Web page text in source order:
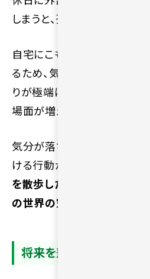
しまうと、孤独感がさらに強ま
自宅にこもる生活は、毎日の
るため、気分転換がしにくく
りが極端に減る結果、一人の
場面が増えるでしょう。
気分が落ち込んでいる時ほど
ける行動が気持ちの切り替え
を散歩したり、静かなカフェ
の世界の空気に触れる時間を
将来を悲観して行動を諦